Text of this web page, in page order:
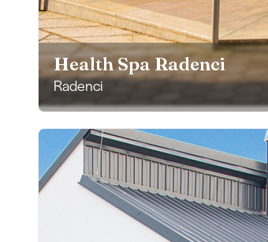
Health Spa Radenci
Radenci